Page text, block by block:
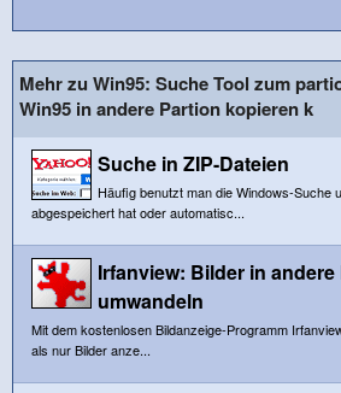
Mehr zu Win95: Suche Tool zum
Win95 in andere Partion kopieren k
Suche in ZIP-Dateien
Häufig benutzt man die Windows-Suche
abgespeichert hat oder automatisc...
Irfanview: Bilder in andere
umwandeln
Mit dem kostenlosen Bildanzeige-Programm
als nur Bilder anze...